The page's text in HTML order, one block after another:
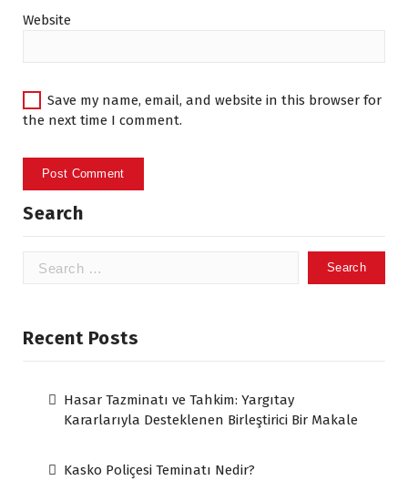
Website
Save my name, email, and website in this browser for
the next time I comment.
Search
Search
Recent Posts
Hasar Tazminatı ve Tahkim: Yargıtay
Kararlarıyla Desteklenen Birleştirici Bir Makale
Kasko Poliçesi Teminatı Nedir?